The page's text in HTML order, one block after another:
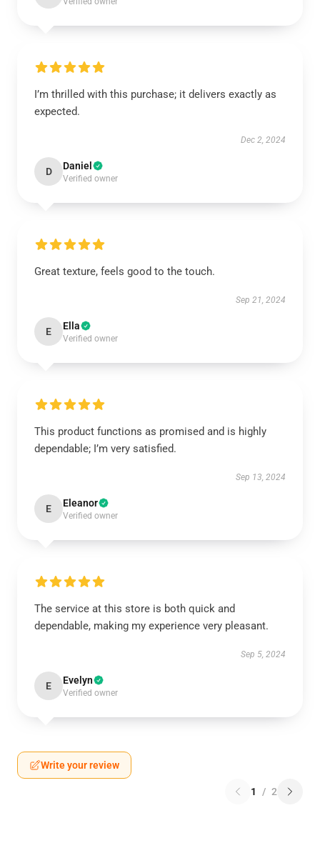
I’m thrilled with this purchase; it delivers exactly as
expected.
Dec 2, 2024
D Daniel
Verified owner
Great texture, feels good to the touch.
Sep 21, 2024
E Ella
Verified owner
This product functions as promised and is highly
dependable; I’m very satisfied.
Sep 13, 2024
E Eleanor
Verified owner
The service at this store is both quick and
dependable, making my experience very pleasant.
Sep 5, 2024
E Evelyn
Verified owner
Write your review
1 / 2